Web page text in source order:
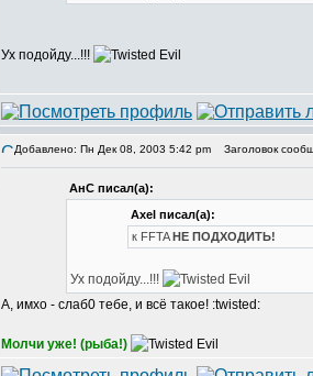
Ух подойду...!!!
Добавлено: Пн Дек 08, 2003 5:42 pm Заголовок
АнС писал(а):
Axel писал(а):
к FFTAНЕ ПОДХОДИТЬ!
Ух подойду...!!!
А, имхо - слаб0 тебе, и всё такое! :twisted:
Молчи уже! (рыба!)